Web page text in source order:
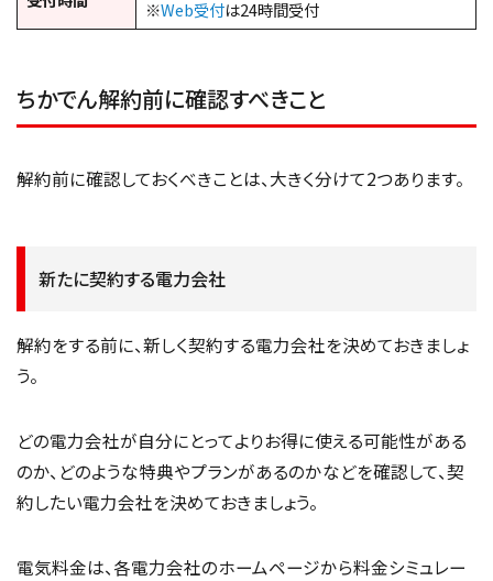
※Web受付は24時間受付
ちかでん解約前に確認すべきこと
解約前に確認しておくべきことは、大きく分けて2つあります。
新たに契約する電力会社
解約をする前に、新しく契約する電力会社を決めておきましょ
う。
どの電力会社が自分にとってよりお得に使える可能性がある
のか、どのような特典やプランがあるのかなどを確認して、契
約したい電力会社を決めておきましょう。
電気料金は、各電力会社のホームページから料金シミュレー